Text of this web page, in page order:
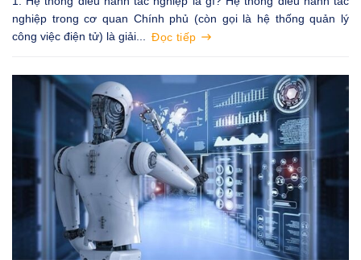
nghiệp trong cơ quan Chính phủ (còn gọi là hệ thống quản lý
công việc điện tử) là giải...
Đọc tiếp